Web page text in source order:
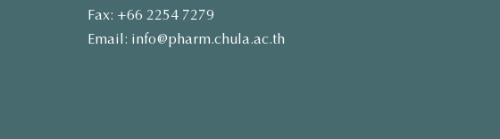
Fax: +66 2254 7279
Email: info@pharm.chula.ac.th